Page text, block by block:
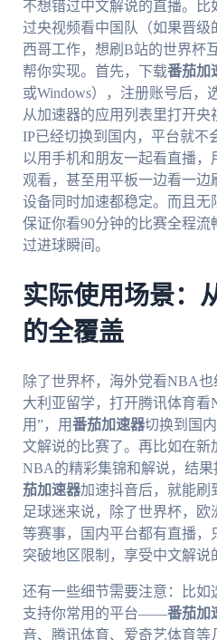
不想错过中文解说的直播。比
过央视频看中国队（如果晋级
西哥工作，想刷B站的世界杯
帮你实现。首先，下载番茄加
或Windows），注册账号后，
从加速器的应用列表里打开
IP已经切换到国内，平台就不
以用手机和朋友一起看直播，
观看，甚至用平板一边看一边
设备同时加速都稳定。而且无
保证你看90分钟的比赛全程
过进球瞬间。
实际使用场景：
的全覆盖
除了世界杯，海外党看NBA
大利亚留学，打开腾讯体育
用”，用番茄加速器切换到国
文解说的比赛了。再比如在新
NBA的精彩集锦和解说，结果
茄加速器加速抖音后，就能刷
足球迷来说，除了世界杯，欧
等赛事，国内平台都有直播，
突破地区限制，享受中文解说
还有一些细节需要注意：比如
支持你常用的平台——番茄加
音、腾讯体育、爱奇艺体育